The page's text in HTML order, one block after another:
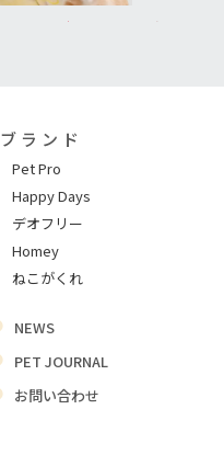
ブランド
Pet Pro
Happy Days
デオフリー
Homey
ねこがくれ
NEWS
PET JOURNAL
お問い合わせ